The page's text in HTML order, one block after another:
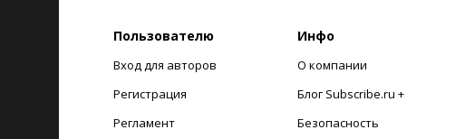
Пользователю
Вход для авторов
Регистрация
Регламент
Инфо
О компании
Блог Subscribe.ru +
Безопасность